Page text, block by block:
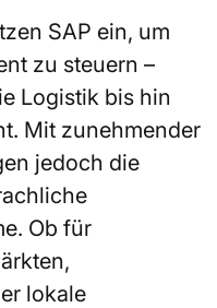
SAP ein, um
zu steuern –
Logistik bis hin
Mit zunehmender
jedoch die
Ob für
lokale